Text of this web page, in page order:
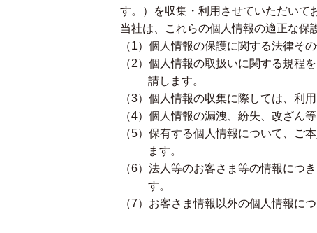
す。）を収集・利用させていただいて
当社は、これらの個人情報の適正な保
（1）個人情報の保護に関する法律そ
（2）個人情報の取扱いに関する規程
請します。
（3）個人情報の収集に際しては、利
（4）個人情報の漏洩、紛失、改ざん
（5）保有する個人情報について、ご
ます。
（6）法人等のお客さま等の情報につ
す。
（7）お客さま情報以外の個人情報に